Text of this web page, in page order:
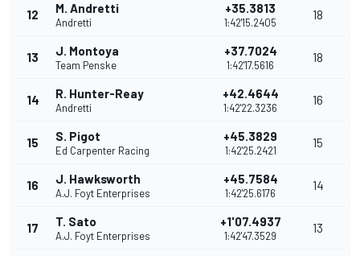
12 M. Andretti
Andretti
+35.3813
1:42'15.2405
18
13 J. Montoya
Team Penske
+37.7024
1:42'17.5616
18
14 R. Hunter-Reay
Andretti
+42.4644
1:42'22.3236
16
15 S. Pigot
Ed Carpenter Racing
+45.3829
1:42'25.2421
15
16 J. Hawksworth
A.J. Foyt Enterprises
+45.7584
1:42'25.6176
14
17 T. Sato
A.J. Foyt Enterprises
+1'07.4937
1:42'47.3529
13